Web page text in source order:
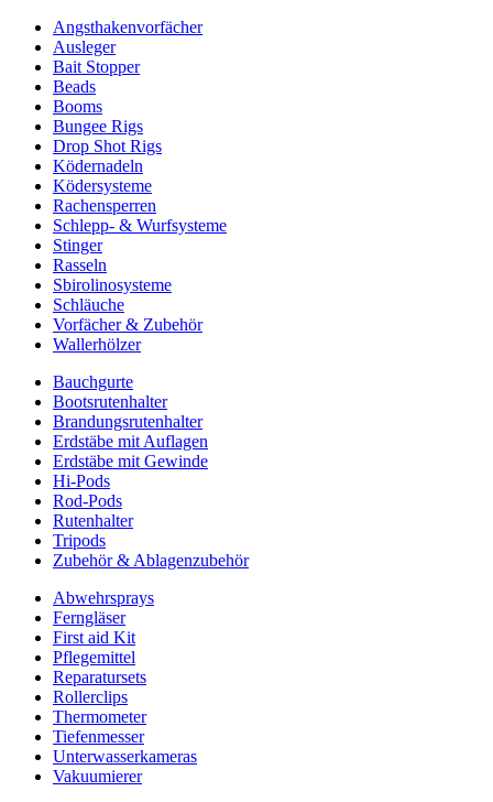
Angsthakenvorfächer
Ausleger
Bait Stopper
Beads
Booms
Bungee Rigs
Drop Shot Rigs
Ködernadeln
Ködersysteme
Rachensperren
Schlepp- & Wurfsysteme
Stinger
Rasseln
Sbirolinosysteme
Schläuche
Vorfächer & Zubehör
Wallerhölzer
Bauchgurte
Bootsrutenhalter
Brandungsrutenhalter
Erdstäbe mit Auflagen
Erdstäbe mit Gewinde
Hi-Pods
Rod-Pods
Rutenhalter
Tripods
Zubehör & Ablagenzubehör
Abwehrsprays
Ferngläser
First aid Kit
Pflegemittel
Reparatursets
Rollerclips
Thermometer
Tiefenmesser
Unterwasserkameras
Vakuumierer